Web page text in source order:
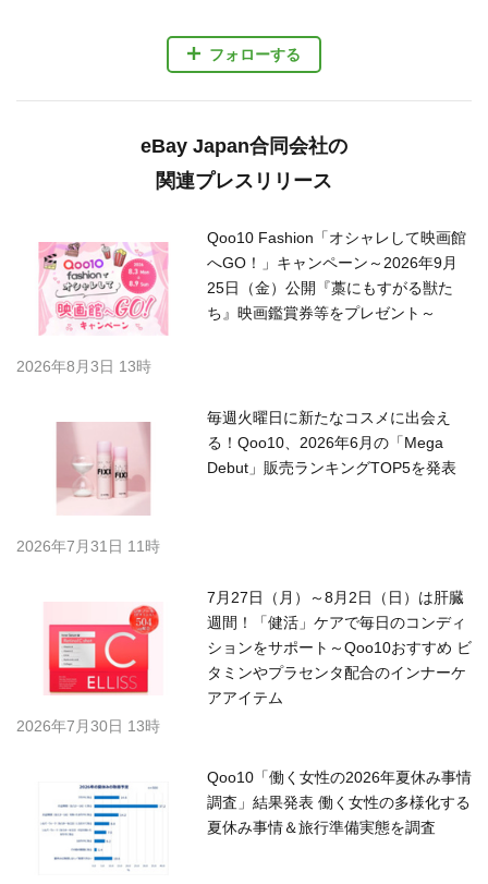
フォローする
eBay Japan合同会社の
関連プレスリリース
Qoo10 Fashion「オシャレして映画館
へGO！」キャンペーン～2026年9月
25日（金）公開『藁にもすがる獣た
ち』映画鑑賞券等をプレゼント～
2026年8月3日 13時
毎週火曜日に新たなコスメに出会え
る！Qoo10、2026年6月の「Mega
Debut」販売ランキングTOP5を発表
2026年7月31日 11時
7月27日（月）～8月2日（日）は肝臓
週間！「健活」ケアで毎日のコンディ
ションをサポート～Qoo10おすすめ ビ
タミンやプラセンタ配合のインナーケ
アアイテム
2026年7月30日 13時
Qoo10「働く女性の2026年夏休み事情
調査」結果発表 働く女性の多様化する
夏休み事情＆旅行準備実態を調査